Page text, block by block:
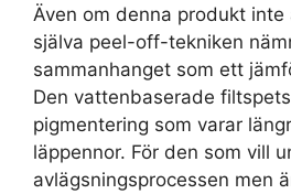
Även om denna produkt
själva peel-off-tekniken
sammanhanget som ett
Den vattenbaserade
pigmentering som varar
läppennor. För den som vill
avlägsningsprocessen men